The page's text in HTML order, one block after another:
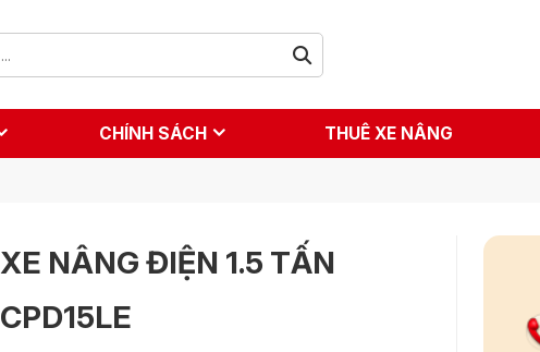
CHÍNH SÁCH THUÊ XE NÂNG
XE NÂNG ĐIỆN 1.5 TẤN
CPD15LE